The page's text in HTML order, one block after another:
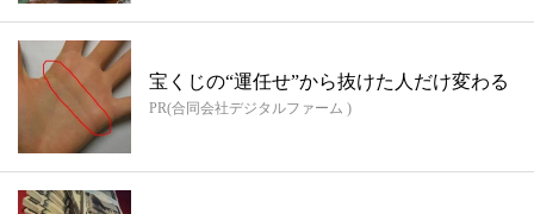
宝くじの“運任せ”から抜けた人だけ変わる
PR(合同会社デジタルファーム )